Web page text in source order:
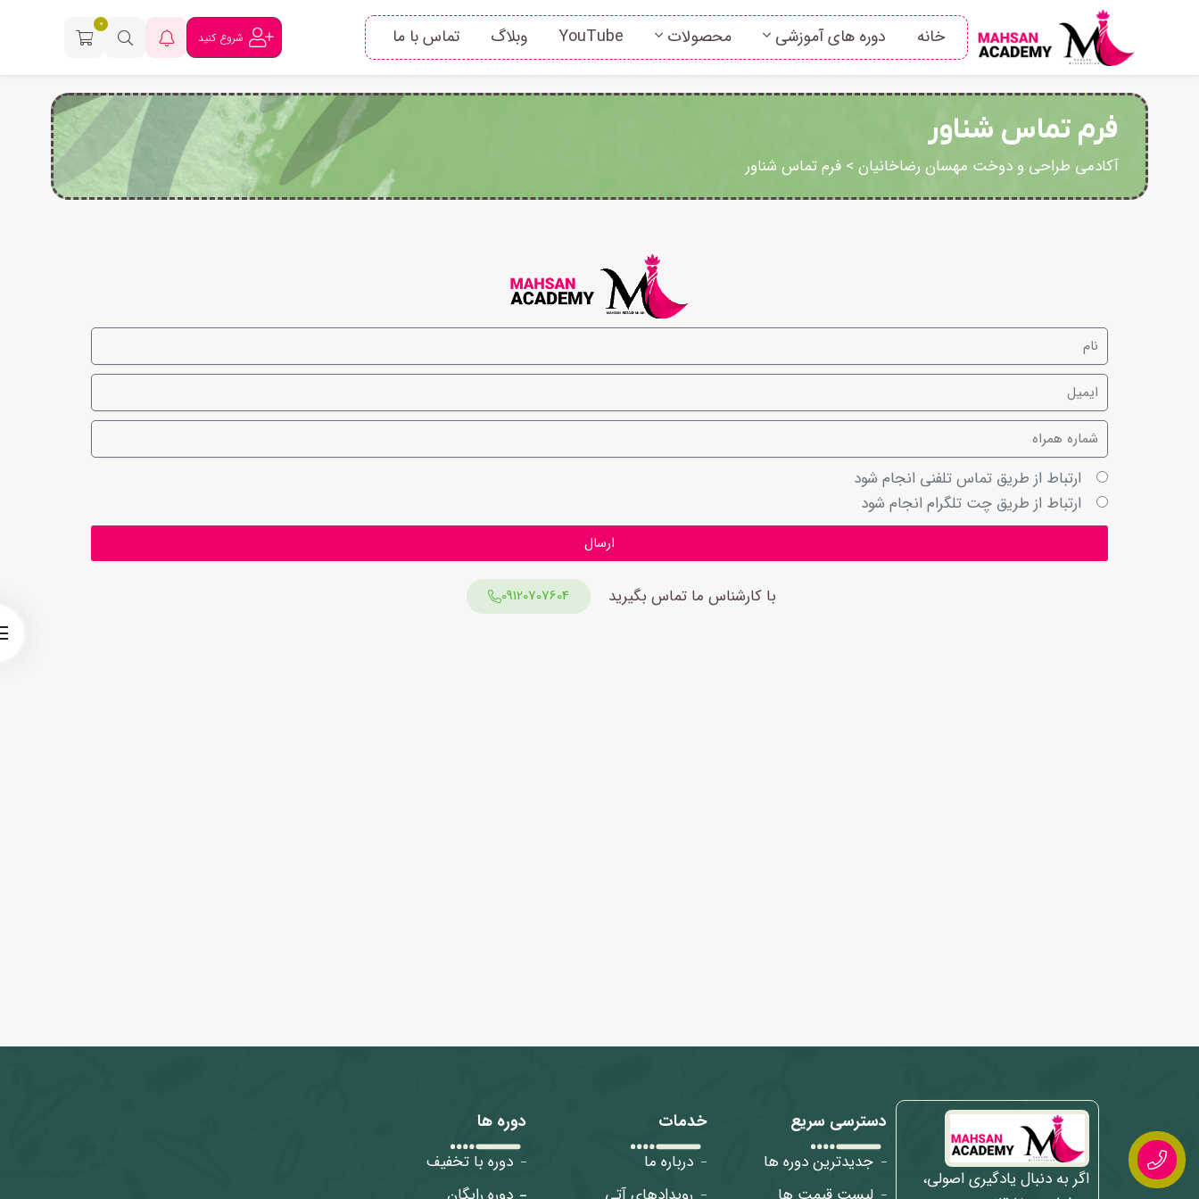
خانه دوره های آموزشی محصولات YouTube وبلاگ تماس با ما شروع کنید
0
فرم تماس شناور
آکادمی طراحی و دوخت مهسان رضاخانیان > فرم تماس شناور
ارتباط از طریق تماس تلفنی انجام شود
ارتباط از طریق چت تلگرام انجام شود
ارسال
با کارشناس ما تماس بگیرید 09120707604
اگر به دنبال یادگیری اصولی،
دسترسی سریع
جدیدترین دوره ها
خدمات
درباره ما
دوره ها
دوره با تخفیف